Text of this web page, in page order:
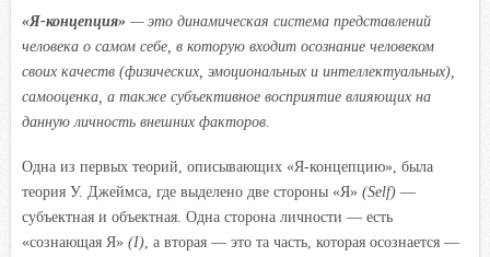
«Я-концепция» — это динамическая система представлений
человека о самом себе, в которую входит осознание человеком
своих качеств (физических, эмоциональных и интеллектуальных),
самооценка, а также субъективное восприятие влияющих на
данную личность внешних факторов.
Одна из первых теорий, описывающих «Я-концепцию», была
теория У. Джеймса, где выделено две стороны «Я» (Self) —
субъектная и объектная. Одна сторона личности — есть
«сознающая Я» (I) , а вторая — это та часть, которая осознается —